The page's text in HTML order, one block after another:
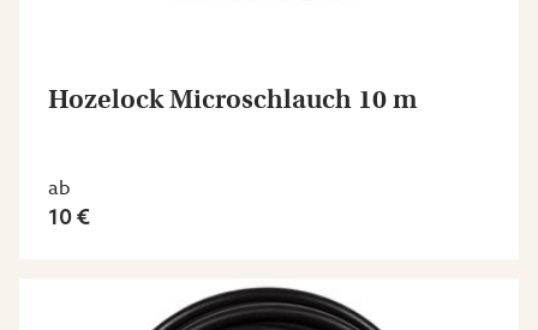
Hozelock Microschlauch 10 m
ab
10 €